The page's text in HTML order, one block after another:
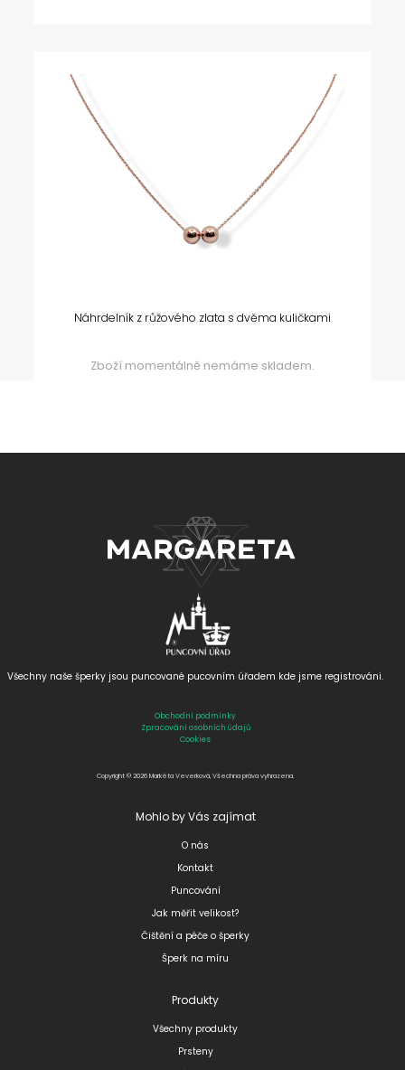
Náhrdelník z růžového zlata s dvěma kuličkami
Zboží momentálně nemáme skladem.
Všechny naše šperky jsou puncované pucovním úřadem kde jsme registrováni.
Obchodní podmínky
Zpracování osobních údajů
Cookies
Copyright © 2026 Markéta Veverková, Všechna práva vyhrazena.
Mohlo by Vás zajímat
O nás
Kontakt
Puncování
Jak měřit velikost?
Čištění a péče o šperky
Šperk na míru
Produkty
Všechny produkty
Prsteny